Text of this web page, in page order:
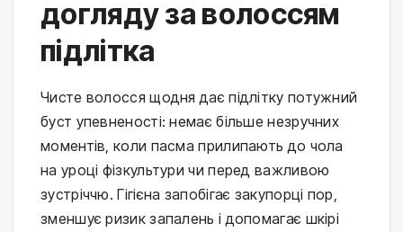
догляду за волоссям
підлітка
Чисте волосся щодня дає підлітку потужний
буст упевненості: немає більше незручних
моментів, коли пасма прилипають до чола
на уроці фізкультури чи перед важливою
зустріччю. Гігієна запобігає закупорці пор,
зменшує ризик запалень і допомагає шкірі